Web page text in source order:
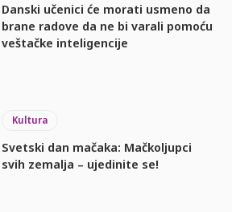
Danski učenici će morati usmeno da
brane radove da ne bi varali pomoću
veštačke inteligencije
Kultura
Svetski dan mačaka: Mačkoljupci
svih zemalja – ujedinite se!